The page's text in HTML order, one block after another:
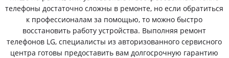
телефоны достаточно сложны в ремонте, но если обратиться
к профессионалам за помощью, то можно быстро
восстановить работу устройства. Выполняя ремонт
телефонов LG, специалисты из авторизованного сервисного
центра готовы предоставить вам долгосрочную гарантию